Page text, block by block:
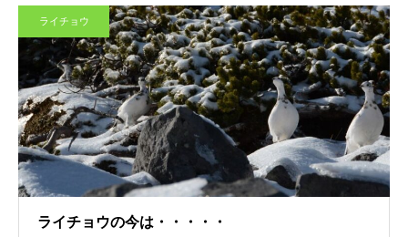
ライチョウ
ライチョウの今は・・・・・